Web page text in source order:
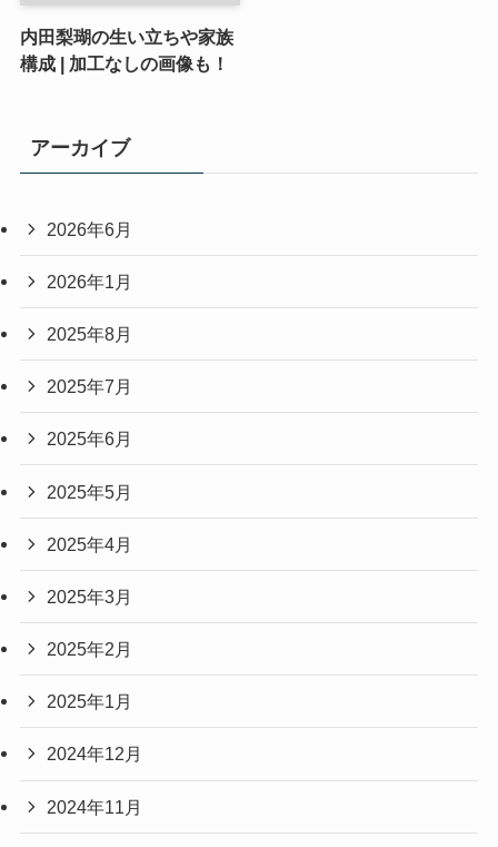
内田梨瑚の生い立ちや家族
構成 | 加工なしの画像も！
アーカイブ
2026年6月
2026年1月
2025年8月
2025年7月
2025年6月
2025年5月
2025年4月
2025年3月
2025年2月
2025年1月
2024年12月
2024年11月